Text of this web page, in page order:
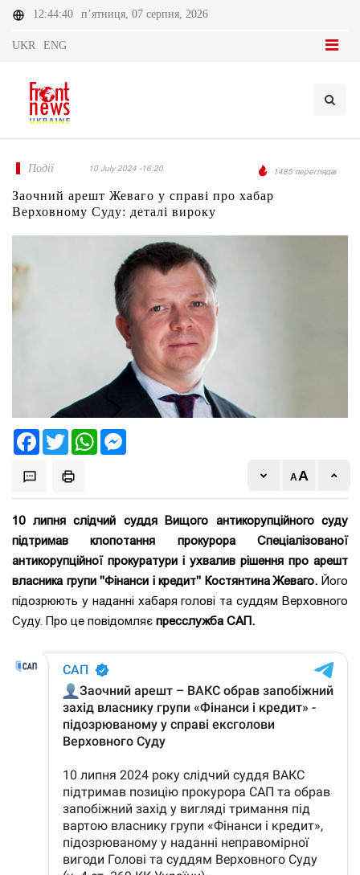
12:44:40 п’ятниця, 07 серпня, 2026
UKR ENG
Події 10 July 2024 -16:20 1485 переглядів
Заочний арешт Жеваго у справі про хабар
Верховному Суду: деталі вироку
FacebookTwitter WhatsApp
10 липня слідчий суддя Вищого антикорупційного суду
підтримав клопотання прокурора Спеціалізованої
антикорупційної прокуратури і ухвалив рішення про арешт
власника групи "Фінанси і кредит" Костянтина Жеваго. Його
підозрюють у наданні хабаря голові та суддям Верховного
Суду. Про це повідомляє пресслужба САП.